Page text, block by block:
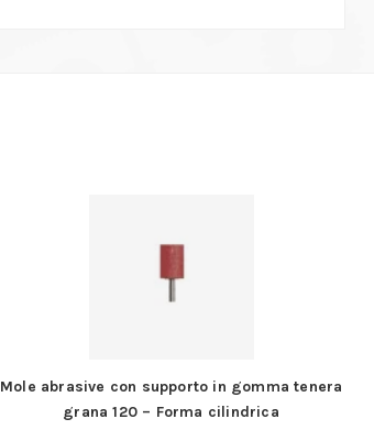
Mole abrasive con supporto in gomma tenera
grana 120 – Forma cilindrica